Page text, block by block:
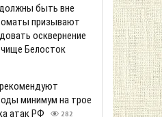
быть вне
призывают
осквернение
Белосток
минимум на трое
атак РФ
282